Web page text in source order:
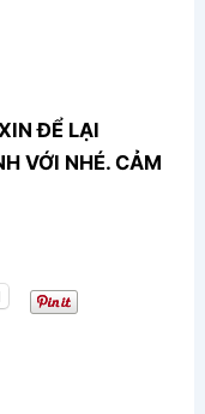
ĐỂ LẠI
VỚI NHÉ. CẢM